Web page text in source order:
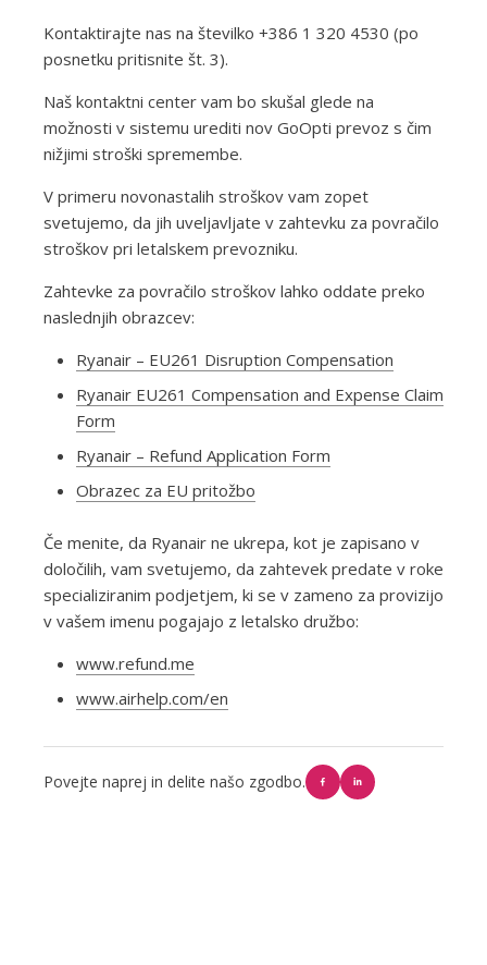
Kontaktirajte nas na številko +386 1 320 4530 (po
posnetku pritisnite št. 3).
Naš kontaktni center vam bo skušal glede na
možnosti v sistemu urediti nov GoOpti prevoz s čim
nižjimi stroški spremembe.
V primeru novonastalih stroškov vam zopet
svetujemo, da jih uveljavljate v zahtevku za povračilo
stroškov pri letalskem prevozniku.
Zahtevke za povračilo stroškov lahko oddate preko
naslednjih obrazcev:
Ryanair – EU261 Disruption Compensation
Ryanair EU261 Compensation and Expense Claim
Form
Ryanair – Refund Application Form
Obrazec za EU pritožbo
Če menite, da Ryanair ne ukrepa, kot je zapisano v
določilih, vam svetujemo, da zahtevek predate v roke
specializiranim podjetjem, ki se v zameno za provizijo
v vašem imenu pogajajo z letalsko družbo:
www.refund.me
www.airhelp.com/en
Povejte naprej in delite našo zgodbo.